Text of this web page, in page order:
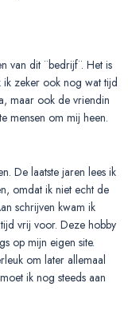
van dit ¨bedrijf¨. Het is
zeker ook nog wat tijd
maar ook de vriendin
mensen om mij heen.
De laatste jaren lees ik
omdat ik niet echt de
schrijven kwam ik
vrij voor. Deze hobby
op mijn eigen site.
om later allemaal
ik nog steeds aan